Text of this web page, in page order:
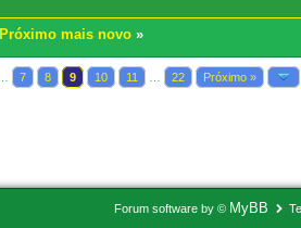
Próximo mais novo »
7 8 9 10 11 22 Próximo »
Forum software by © MyBB